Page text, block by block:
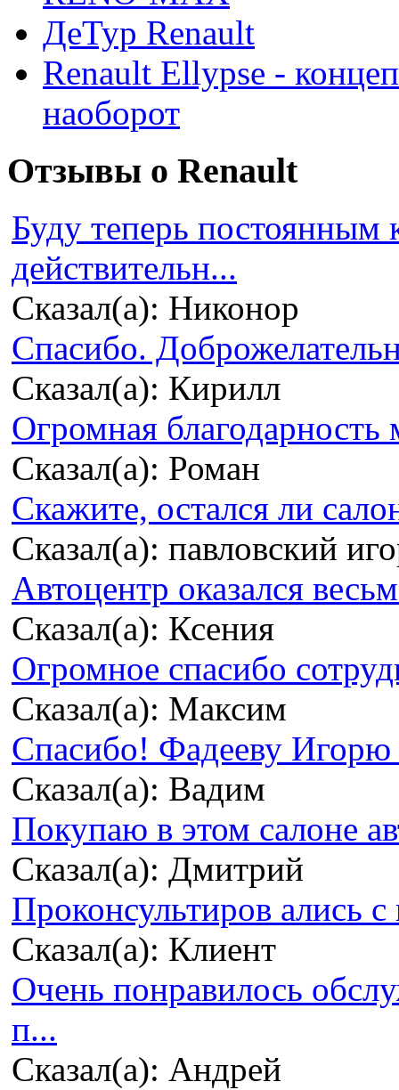
ДеТур Renault
Renault Ellypse -
наоборот
Отзывы о Renault
Буду теперь
действительн...
Сказал(а): Никонор
Спасибо.
Сказал(а): Кирилл
Огромная благодарность
Сказал(а): Роман
Скажите, остался ли
Сказал(а): павловский
Автоцентр оказался
Сказал(а): Ксения
Огромное спасибо
Сказал(а): Максим
Спасибо! Фадееву Игорю
Сказал(а): Вадим
Покупаю в этом салоне
Сказал(а): Дмитрий
Проконсультиров ались
Сказал(а): Клиент
Очень понравилось
п...
Сказал(а): Андрей